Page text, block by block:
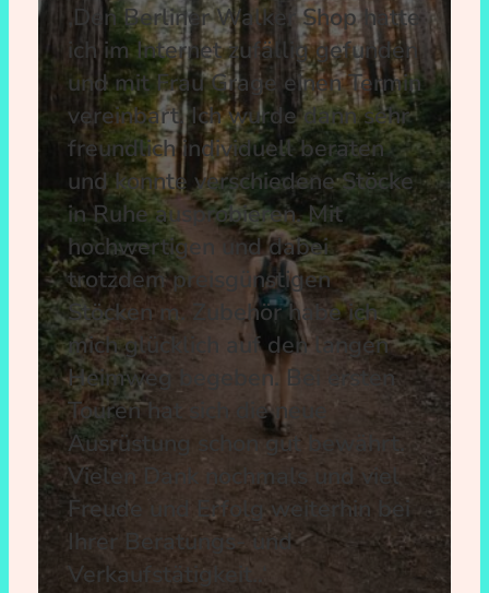
‚Den Berliner Walker Shop hatte
ich im Internet zufällig gefunden
und mit Frau Grage einen Termin
vereinbart. Ich wurde dann sehr
freundlich individuell beraten
und konnte verschiedene Stöcke
in Ruhe ausprobieren. Mit
hochwertigen und dabei
trotzdem preisgünstigen
Stöcken m. Zubehör habe ich
mich glücklich auf den langen
Heimweg begeben. Bei ersten
Touren hat sich die neue
Ausrüstung schon gut bewährt.
Vielen Dank nochmals und viel
Freude und Erfolg weiterhin bei
Ihrer Beratungs- und
Verkaufstätigkeit..‘